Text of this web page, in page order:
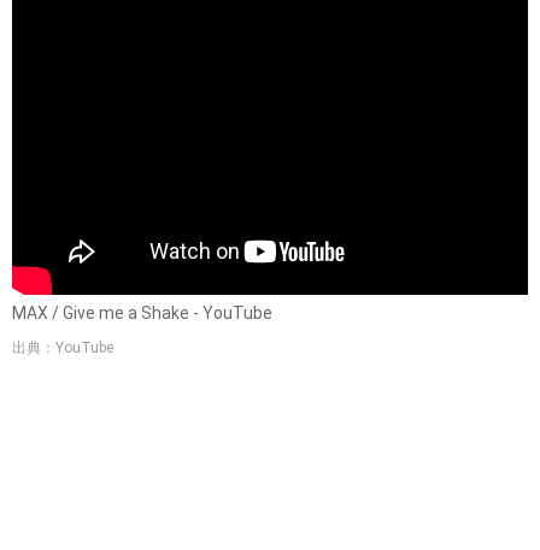
MAX / Give me a Shake - YouTube
出典：YouTube